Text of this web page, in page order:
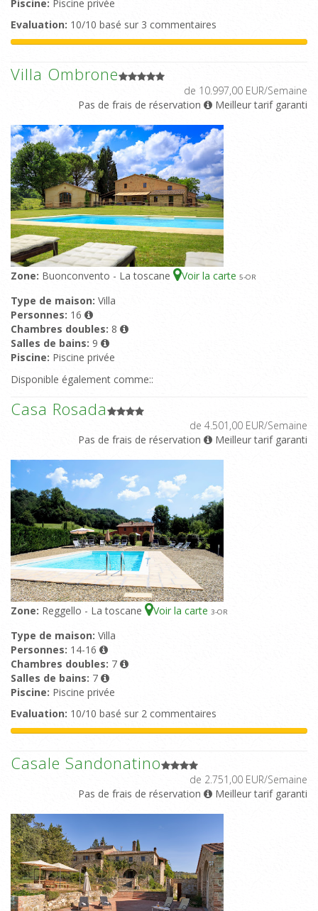
Piscine: Piscine privée
Evaluation: 10/10 basé sur 3 commentaires
Villa Ombrone
de 10.997,00 EUR/Semaine
Pas de frais de réservation
Meilleur tarif garanti
Zone: Buonconvento - La toscane Voir la carte 5-OR
Type de maison: Villa
Personnes: 16
Chambres doubles: 8
Salles de bains: 9
Piscine: Piscine privée
Disponible également comme::
Casa Rosada
de 4.501,00 EUR/Semaine
Pas de frais de réservation
Meilleur tarif garanti
Zone: Reggello - La toscane Voir la carte 3-OR
Type de maison: Villa
Personnes: 14-16
Chambres doubles: 7
Salles de bains: 7
Piscine: Piscine privée
Evaluation: 10/10 basé sur 2 commentaires
Casale Sandonatino
de 2.751,00 EUR/Semaine
Pas de frais de réservation
Meilleur tarif garanti